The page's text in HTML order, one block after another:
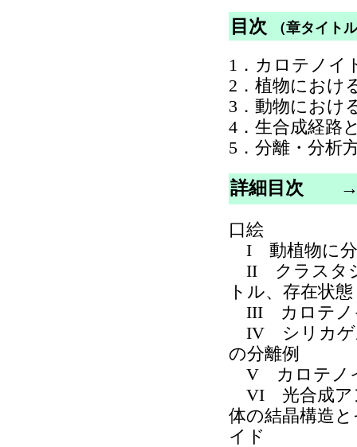
目次 （章タイト
1．カロテノイ
2．植物におけ
3．動物におけ
4．生合成経路
5．分離・分析
詳細目次
口絵
I 動植物に分
II クラスタシ
トル、存在状態
III カロテノ
IV シリカゲ
の分離例
V カロテノ
VI 光合成ア
体の結晶構造
イド